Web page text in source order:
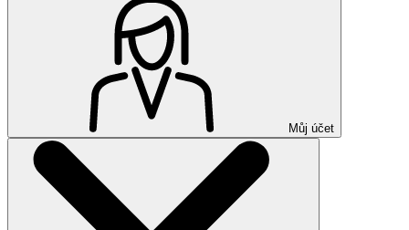
Můj účet